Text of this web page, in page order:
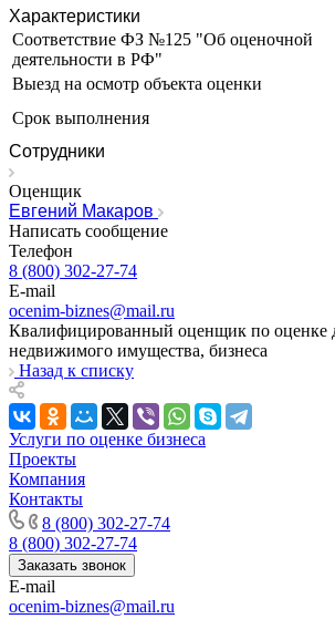
Характеристики
Соответствие ФЗ №125 "Об оценочной
деятельности в РФ"
Выезд на осмотр объекта оценки
Срок выполнения
Сотрудники
Оценщик
Евгений Макаров
Написать сообщение
Телефон
8 (800) 302-27-74
E-mail
ocenim-biznes@mail.ru
Квалифицированный оценщик по оценке
недвижимого имущества, бизнеса
Назад к списку
Услуги по оценке бизнеса
Проекты
Компания
Контакты
8 (800) 302-27-74
8 (800) 302-27-74
Заказать звонок
E-mail
ocenim-biznes@mail.ru
Ипатово
Ирбит
Иркутск
Искитим
Истра
Ишим
Ишимбай
Йошкар-Ола
Казань
Калининград
Калуга
Камбарка
Каменка
Каменск-Уральский
Каменск-Шахтинский
Камень-на-Оби
Камышин
Камышлов
Канаш
Кандалакша
Канск
Карачев
Карпинск
Касли